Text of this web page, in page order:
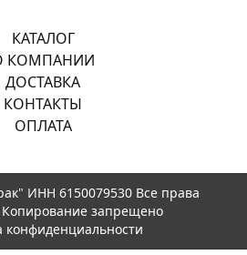
КАТАЛОГ
КОМПАНИИ
ДОСТАВКА
КОНТАКТЫ
ОПЛАТА
ИНН 6150079530 Все права
запрещено
конфиденциальности